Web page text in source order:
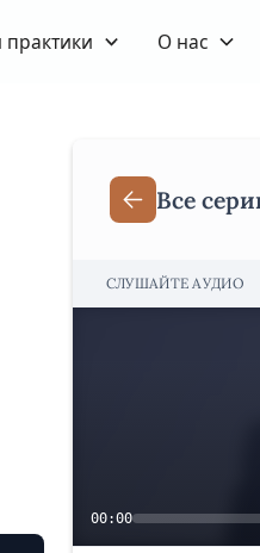
практики О нас
Все
СЛУШАЙТЕ АУДИО
00:00